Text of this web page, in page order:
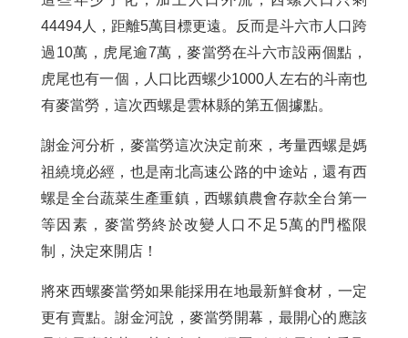
44494人，距離5萬目標更遠。反而是斗六市人口跨
過10萬，虎尾逾7萬，麥當勞在斗六市設兩個點，
虎尾也有一個，人口比西螺少1000人左右的斗南也
有麥當勞，這次西螺是雲林縣的第五個據點。
謝金河分析，麥當勞這次決定前來，考量西螺是媽
祖繞境必經，也是南北高速公路的中途站，還有西
螺是全台蔬菜生產重鎮，西螺鎮農會存款全台第一
等因素，麥當勞終於改變人口不足5萬的門檻限
制，決定來開店！
將來西螺麥當勞如果能採用在地最新鮮食材，一定
更有賣點。謝金河說，麥當勞開幕，最開心的應該